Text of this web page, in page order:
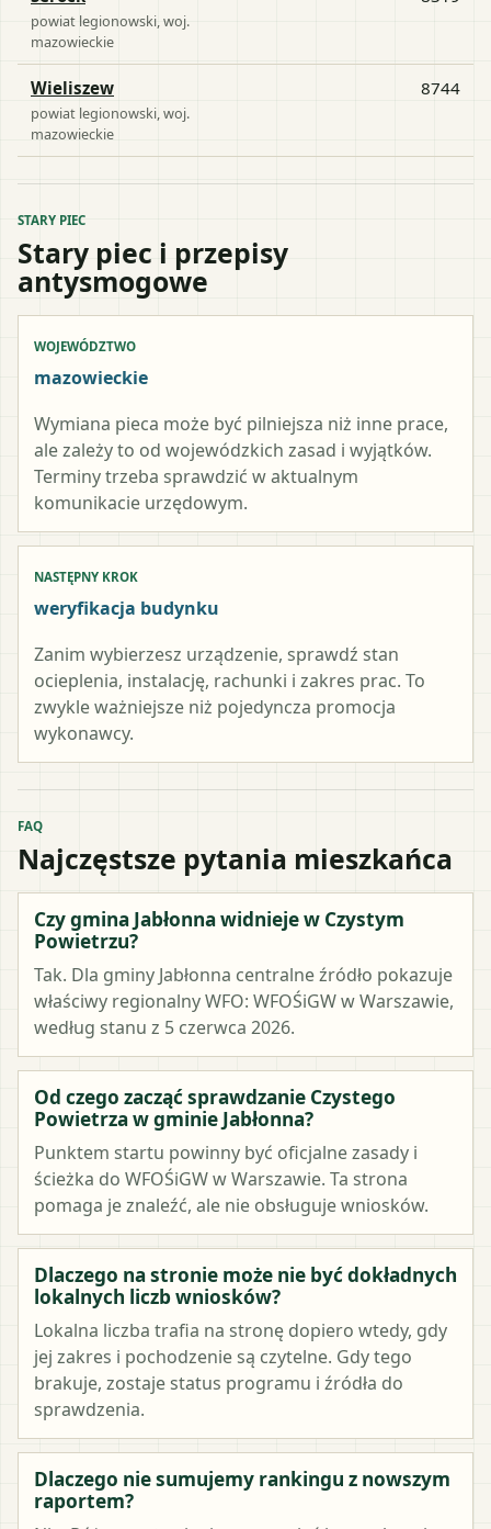
powiat legionowski , woj.
mazowieckie
Wieliszew
powiat legionowski , woj.
mazowieckie
8744
STARY PIEC
Stary piec i przepisy
antysmogowe
WOJEWÓDZTWO
mazowieckie
Wymiana pieca może być pilniejsza niż inne prace,
ale zależy to od wojewódzkich zasad i wyjątków.
Terminy trzeba sprawdzić w aktualnym
komunikacie urzędowym.
NASTĘPNY KROK
weryfikacja budynku
Zanim wybierzesz urządzenie, sprawdź stan
ocieplenia, instalację, rachunki i zakres prac. To
zwykle ważniejsze niż pojedyncza promocja
wykonawcy.
FAQ
Najczęstsze pytania mieszkańca
Czy gmina Jabłonna widnieje w Czystym
Powietrzu?
Tak. Dla gminy Jabłonna centralne źródło pokazuje
właściwy regionalny WFO: WFOŚiGW w Warszawie,
według stanu z 5 czerwca 2026.
Od czego zacząć sprawdzanie Czystego
Powietrza w gminie Jabłonna?
Punktem startu powinny być oficjalne zasady i
ścieżka do WFOŚiGW w Warszawie. Ta strona
pomaga je znaleźć, ale nie obsługuje wniosków.
Dlaczego na stronie może nie być dokładnych
lokalnych liczb wniosków?
Lokalna liczba trafia na stronę dopiero wtedy, gdy
jej zakres i pochodzenie są czytelne. Gdy tego
brakuje, zostaje status programu i źródła do
sprawdzenia.
Dlaczego nie sumujemy rankingu z nowszym
raportem?